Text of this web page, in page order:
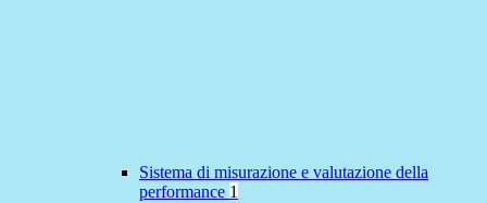
Sistema di misurazione e valutazione della
performance 1